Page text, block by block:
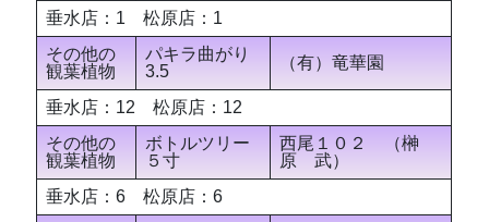
垂水店：1 松原店：1
その他の
観葉植物
パキラ曲がり
3.5
（有）竜華園
垂水店：12 松原店：12
その他の
観葉植物
ボトルツリー
５寸
西尾１０２ （榊
原 武）
垂水店：6 松原店：6